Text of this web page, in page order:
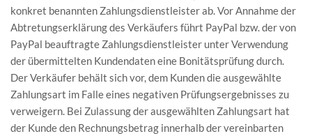
konkret benannten Zahlungsdienstleister ab. Vor Annahme der
Abtretungserklärung des Verkäufers führt PayPal bzw. der von
PayPal beauftragte Zahlungsdienstleister unter Verwendung
der übermittelten Kundendaten eine Bonitätsprüfung durch.
Der Verkäufer behält sich vor, dem Kunden die ausgewählte
Zahlungsart im Falle eines negativen Prüfungsergebnisses zu
verweigern. Bei Zulassung der ausgewählten Zahlungsart hat
der Kunde den Rechnungsbetrag innerhalb der vereinbarten